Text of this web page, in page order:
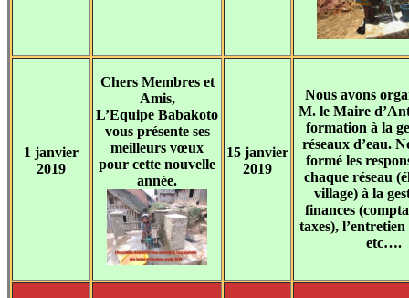
1 janvier
2019
Chers Membres et
Amis,
L’Equipe Babakoto
vous présente ses
meilleurs vœux
pour cette nouvelle
année.
15 janvier
2019
Nous avons
M. le Maire
formation à la
réseaux d’eau.
formé les
chaque réseau
village) à la
finances
taxes),
etc….